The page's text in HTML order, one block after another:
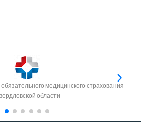
медицинского страхования
области